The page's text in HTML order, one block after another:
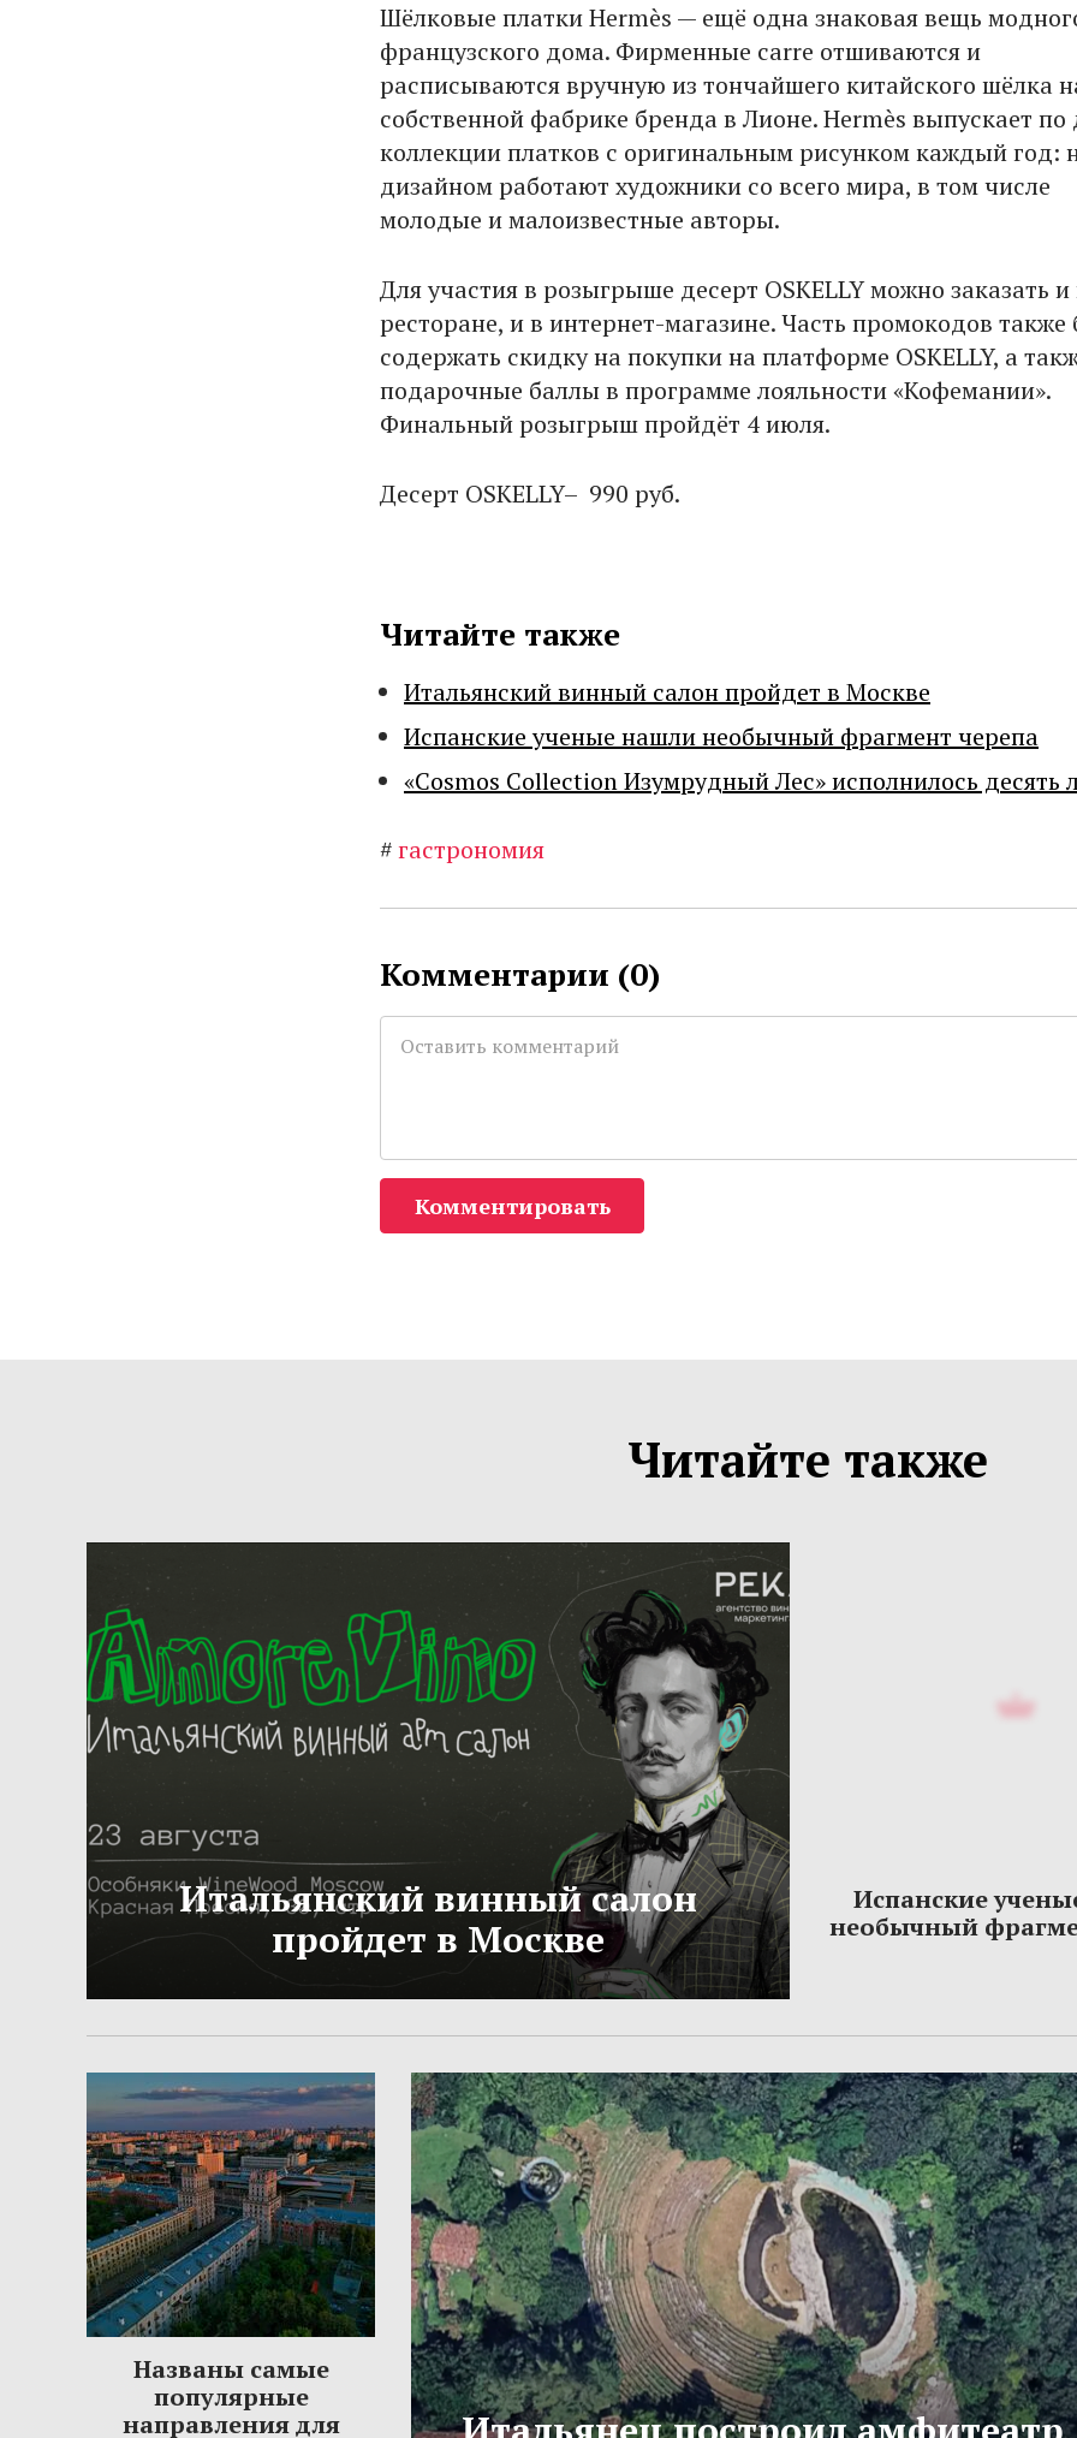
Шёлковые платки Hermès — ещё одна знаковая вещь
французского дома. Фирменные carre отшиваются и
расписываются вручную из тончайшего китайского шёлка
собственной фабрике бренда в Лионе. Hermès выпускает по
коллекции платков с оригинальным рисунком каждый год:
дизайном работают художники со всего мира, в том числе
молодые и малоизвестные авторы.
Для участия в розыгрыше десерт OSKELLY можно заказать и
ресторане, и в интернет-магазине. Часть промокодов также
содержать скидку на покупки на платформе OSKELLY, а
подарочные баллы в программе лояльности «Кофемании».
Финальный розыгрыш пройдёт 4 июля.
Десерт OSKELLY– 990 руб.
Читайте также
Итальянский винный салон пройдет в Москве
Испанские ученые нашли необычный фрагмент черепа
«Cosmos Collection Изумрудный Лес» исполнилось десять
#гастрономия
Комментарии (0)
Комментировать
Читайте также
Итальянский винный салон
пройдет в Москве
Испанские
необычный
Названы самые
популярные
направления для